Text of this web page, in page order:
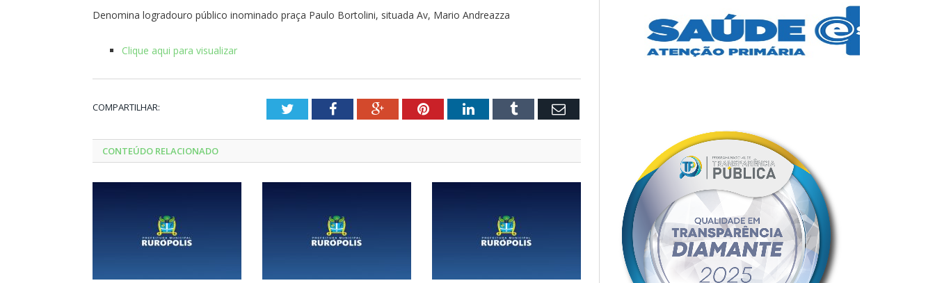
Denomina logradouro público inominado praça Paulo Bortolini, situada Av, Mario Andreazza
Clique aqui para visualizar
COMPARTILHAR: TwitterFacebookGoogle+PinterestLinkedInTumblr Email
CONTEÚDO RELACIONADO